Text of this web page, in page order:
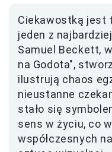
Ciekawostką jest
jeden z
Samuel Beckett,
na Godota",
ilustrują chaos
nieustanne
stało się
sens w życiu, co
współczesnych